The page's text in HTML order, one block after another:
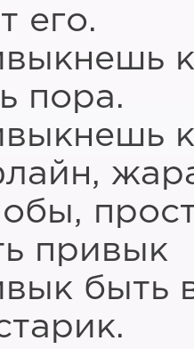
его.
пора.
привык
быть